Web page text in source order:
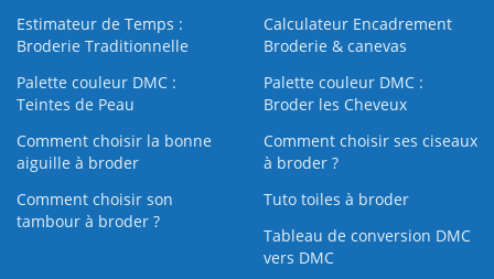
Estimateur de Temps :
Broderie Traditionnelle
Calculateur Encadrement
Broderie & canevas
Palette couleur DMC :
Teintes de Peau
Palette couleur DMC :
Broder les Cheveux
Comment choisir la bonne
aiguille à broder
Comment choisir ses ciseaux
à broder ?
Comment choisir son
tambour à broder ?
Tuto toiles à broder
Tableau de conversion DMC
vers DMC